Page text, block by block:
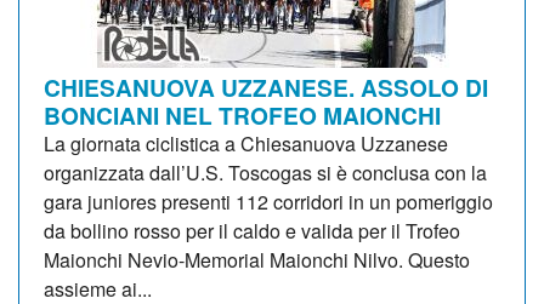
CHIESANUOVA UZZANESE. ASSOLO DI
BONCIANI NEL TROFEO MAIONCHI
La giornata ciclistica a Chiesanuova Uzzanese
organizzata dall’U.S. Toscogas si è conclusa con la
gara juniores presenti 112 corridori in un pomeriggio
da bollino rosso per il caldo e valida per il Trofeo
Maionchi Nevio-Memorial Maionchi Nilvo. Questo
assieme ai...